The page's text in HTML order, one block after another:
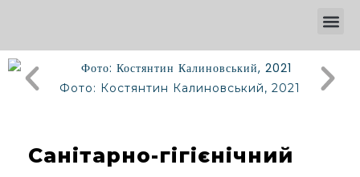
Фото: Костянтин Калиновський, 2021
Санітарно-гігієнічний